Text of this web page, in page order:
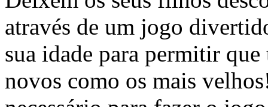
através de um jogo
sua idade para permitir
novos como os mais